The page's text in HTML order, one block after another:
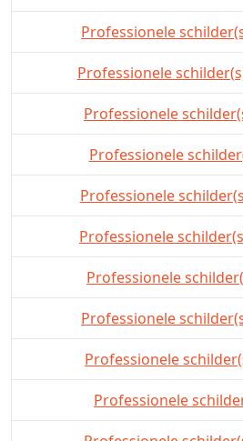
Professionele
Professionele
Professionele
Professionele
Professionele
Professionele
Professionele
Professionele
Professionele
Professionele